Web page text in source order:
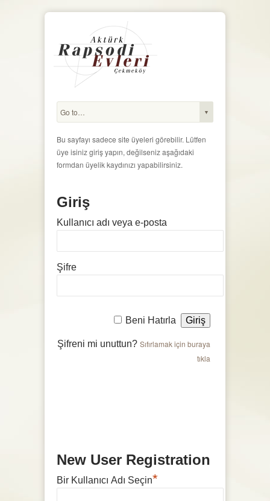
Bu sayfayı sadece site üyeleri görebilir. Lütfen
üye isiniz giriş yapın, değilseniz aşağıdaki
formdan üyelik kaydınızı yapabilirsiniz.
Giriş
Kullanıcı adı veya e-posta
Şifre
Beni Hatırla
Şifreni mi unuttun? Sıfırlamak için buraya
tıkla
New User Registration
Bir Kullanıcı Adı Seçin*